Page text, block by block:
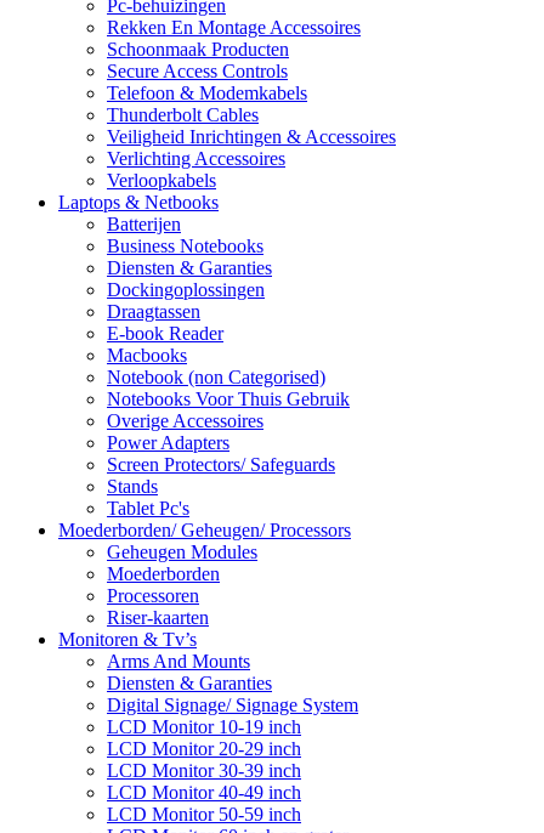
Pc-behuizingen
Rekken En Montage Accessoires
Schoonmaak Producten
Secure Access Controls
Telefoon & Modemkabels
Thunderbolt Cables
Veiligheid Inrichtingen & Accessoires
Verlichting Accessoires
Verloopkabels
Laptops & Netbooks
Batterijen
Business Notebooks
Diensten & Garanties
Dockingoplossingen
Draagtassen
E-book Reader
Macbooks
Notebook (non Categorised)
Notebooks Voor Thuis Gebruik
Overige Accessoires
Power Adapters
Screen Protectors/ Safeguards
Stands
Tablet Pc's
Moederborden/ Geheugen/ Processors
Geheugen Modules
Moederborden
Processoren
Riser-kaarten
Monitoren & Tv’s
Arms And Mounts
Diensten & Garanties
Digital Signage/ Signage System
LCD Monitor 10-19 inch
LCD Monitor 20-29 inch
LCD Monitor 30-39 inch
LCD Monitor 40-49 inch
LCD Monitor 50-59 inch